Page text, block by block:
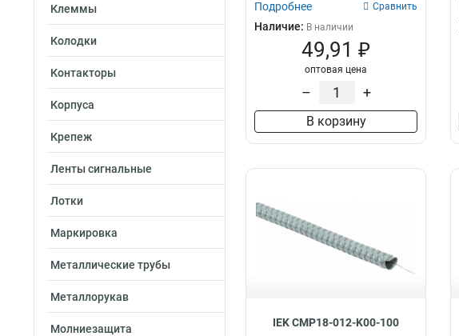
Клеммы
Колодки
Контакторы
Корпуса
Крепеж
Ленты сигнальные
Лотки
Маркировка
Металлические трубы
Металлорукав
Молниезащита
Подробнее Сравнить
Наличие: В наличии
49,91 ₽
оптовая цена
– +
В корзину
IEK CMP18-012-K00-100